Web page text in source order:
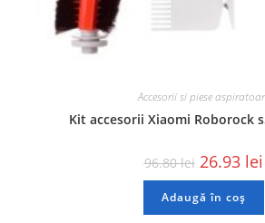
Accesorii si piese
Kit accesorii Xiaomi Roborock
96.80lei 26.93 lei
Adaugă în coș